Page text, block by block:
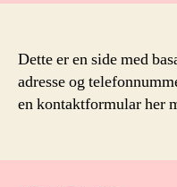
Dette er en side med
adresse og
en kontaktformular her